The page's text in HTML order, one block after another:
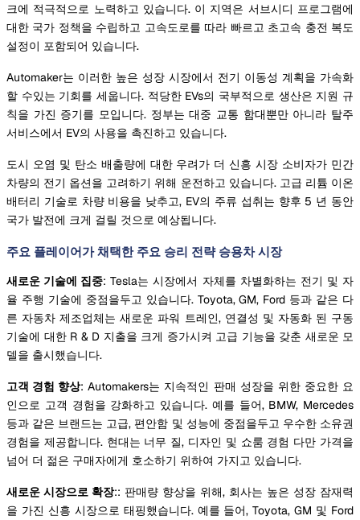
크에 적극적으로 노력하고 있습니다. 이 지역은 서브시디 프로그램에
대한 국가 정책을 수립하고 고속도로를 따라 빠르고 초고속 충전 복도
설정이 포함되어 있습니다.
Automaker는 이러한 높은 성장 시장에서 전기 이동성 계획을 가속화
할 수있는 기회를 세웁니다. 적당한 EVs의 국부적으로 생산은 지원 규
칙을 가진 증기를 모입니다. 정부는 대중 교통 함대뿐만 아니라 탈주
서비스에서 EV의 사용을 촉진하고 있습니다.
도시 오염 및 탄소 배출량에 대한 우려가 더 신흥 시장 소비자가 민간
차량의 전기 옵션을 고려하기 위해 운전하고 있습니다. 고급 리튬 이온
배터리 기술로 차량 비용을 낮추고, EV의 주류 섭취는 향후 5 년 동안
국가 발전에 크게 걸릴 것으로 예상됩니다.
주요 플레이어가 채택한 주요 승리 전략 승용차 시장
새로운 기술에 집중: Tesla는 시장에서 자체를 차별화하는 전기 및 자
율 주행 기술에 중점을두고 있습니다. Toyota, GM, Ford 등과 같은 다
른 자동차 제조업체는 새로운 파워 트레인, 연결성 및 자동화 된 구동
기술에 대한 R & D 지출을 크게 증가시켜 고급 기능을 갖춘 새로운 모
델을 출시했습니다.
고객 경험 향상: Automakers는 지속적인 판매 성장을 위한 중요한 요
인으로 고객 경험을 강화하고 있습니다. 예를 들어, BMW, Mercedes
등과 같은 브랜드는 고급, 편안함 및 성능에 중점을두고 우수한 소유권
경험을 제공합니다. 현대는 너무 질, 디자인 및 쇼룸 경험 다만 가격을
넘어 더 젊은 구매자에게 호소하기 위하여 가지고 있습니다.
새로운 시장으로 확장:: 판매량 향상을 위해, 회사는 높은 성장 잠재력
을 가진 신흥 시장으로 태핑했습니다. 예를 들어, Toyota, GM 및 Ford